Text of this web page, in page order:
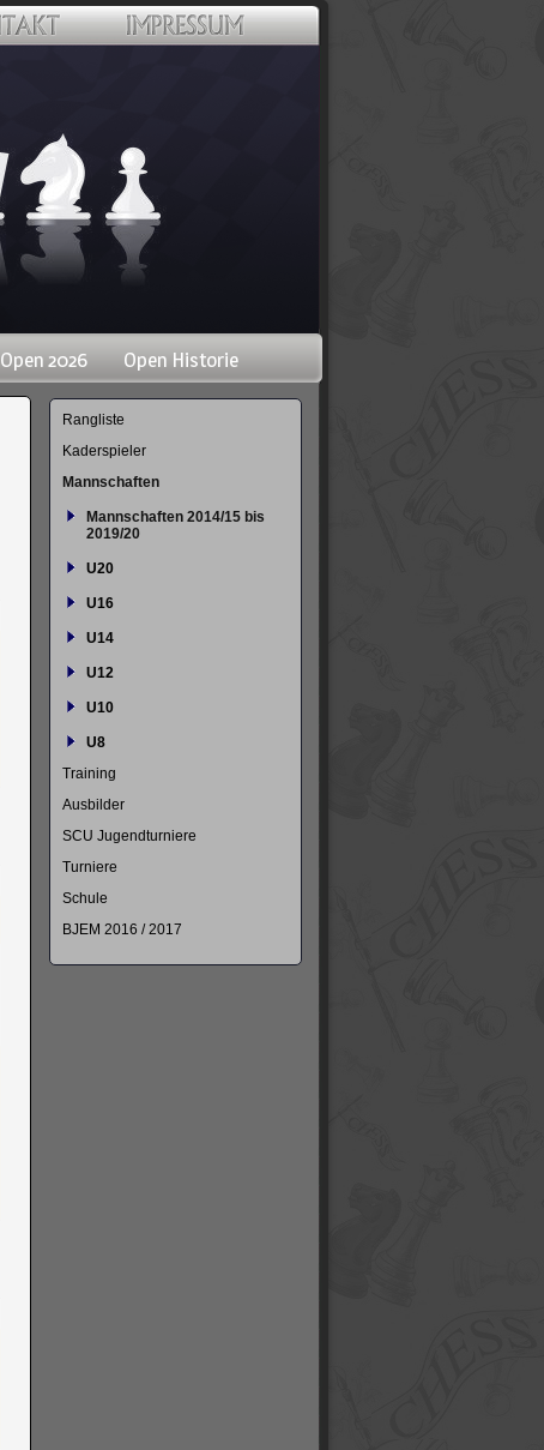
Open 2026 Open Historie
Navigation
Rangliste
Kaderspieler
Mannschaften
Mannschaften 2014/15 bis
2019/20
U20
U16
U14
U12
U10
U8
Training
Ausbilder
SCU Jugendturniere
Turniere
Schule
BJEM 2016 / 2017